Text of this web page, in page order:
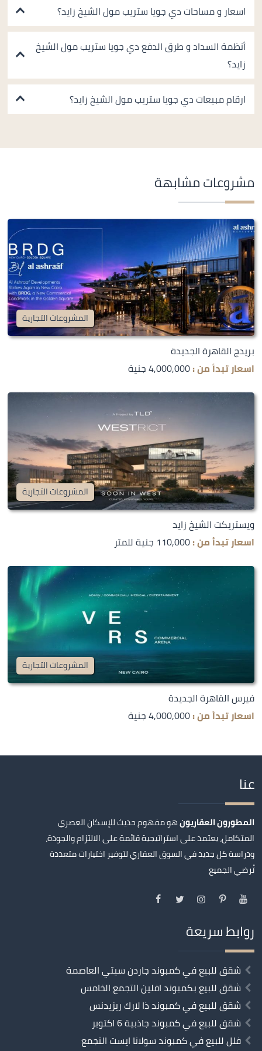
اسعار و مساحات دي جويا ستريب مول الشيخ زايد؟
أنظمة السداد و طرق الدفع دي جويا ستريب مول الشيخ
زايد؟
ارقام مبيعات دي جويا ستريب مول الشيخ زايد؟
مشروعات مشابهة
المشروعات التجارية
بريدج القاهرة الجديدة
اسعار تبدأ من :4,000,000 جنية
المشروعات التجارية
ويستريكت الشيخ زايد
اسعار تبدأ من :110,000 جنية للمتر
المشروعات التجارية
فيرس القاهرة الجديدة
اسعار تبدأ من :4,000,000 جنية
عنا
المطورون العقاريونهو مفهوم حديث للإسكان العصري
المتكامل، يعتمد على استراتيجية قائمة على الالتزام والجودة،
ودراسة كل جديد في السوق العقاري لتوفير اختيارات متعددة
تُرضي الجميع
روابط سريعة
شقق للبيع في كمبوند جاردن سيتي العاصمة
شقق للبيع بكمبوند افلين التجمع الخامس
شقق للبيع في كمبوند ذا لارك ريزيدنس
شقق للبيع في كمبوند جاذبية 6 اكتوبر
فلل للبيع في كمبوند سولانا ايست التجمع